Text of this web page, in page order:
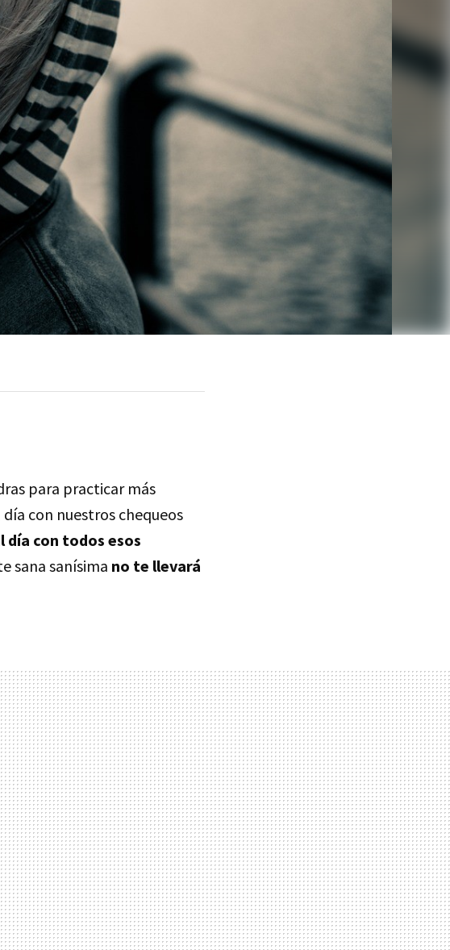
para practicar más
con nuestros chequeos
día con todos esos
sana sanísima no te llevará